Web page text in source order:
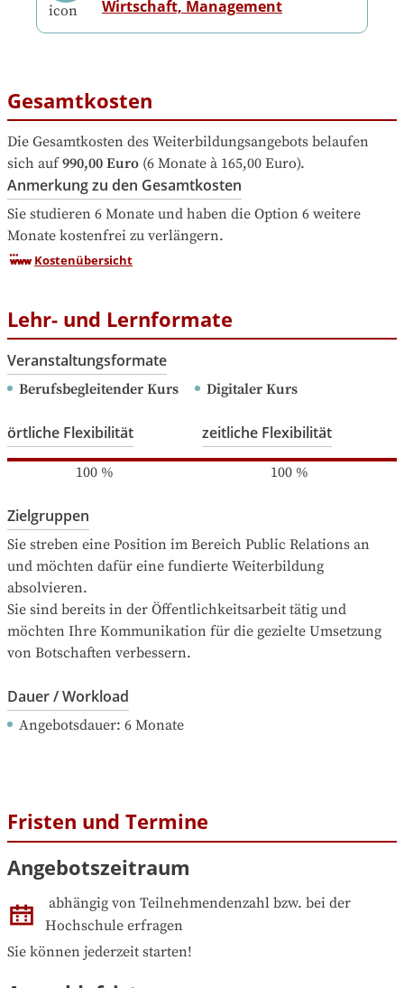
Wirtschaft, Management
Gesamtkosten
Die Gesamtkosten des Weiterbildungsangebots belaufen
sich auf 990,00 Euro (6 Monate à 165,00 Euro).
Anmerkung zu den Gesamtkosten
Sie studieren 6 Monate und haben die Option 6 weitere
Monate kostenfrei zu verlängern.
Kostenübersicht
Lehr- und Lernformate
Veranstaltungsformate
Berufsbegleitender Kurs Digitaler Kurs
örtliche Flexibilität
100%
zeitliche Flexibilität
100%
Zielgruppen
Sie streben eine Position im Bereich Public Relations an
und möchten dafür eine fundierte Weiterbildung
absolvieren.
Sie sind bereits in der Öffentlichkeitsarbeit tätig und
möchten Ihre Kommunikation für die gezielte Umsetzung
von Botschaften verbessern.
Dauer / Workload
Angebotsdauer: 6 Monate
Fristen und Termine
Angebotszeitraum
abhängig von Teilnehmendenzahl bzw. bei der
Hochschule erfragen
Sie können jederzeit starten!